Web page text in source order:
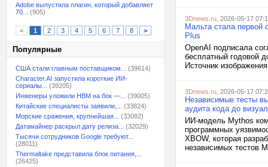
Adobe выпустила плагин, который добавляет
70...
(905)
< 1 2 3 4 5 6 7 8 >
Популярные
США стали главным поставщиком...
(39614)
Character.AI запустила короткие ИИ-
сериалы...
(39205)
Инженеры уложили HBM на бок —...
(39005)
Китайские специалисты заявили,...
(33824)
Морские сражения, крупнейшая...
(33082)
Датамайнер раскрыл дату релиза...
(32029)
Тысячи сотрудников Google требуют...
(28011)
Thermaltake представила блок питания,...
(26425)
3Dnews.ru , 2026-05-17
Мальта стала первой
Plus
OpenAI подписала
бесплатный годовой
Источник
3Dnews.ru , 2026-05-17
Независимые тесты
аудита кода до
ИИ-модель Mythos
программных
XBOW, которая
независимых тестов